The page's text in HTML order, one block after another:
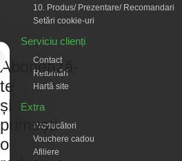
10. Produs/ Prezentare/ Recomandari
Setări cookie-uri
Serviciu clienți
Contact
Returnări
Hartă site
Extra
Producători
Vouchere cadou
Afiliere
Abonează-
te
și
primești
o